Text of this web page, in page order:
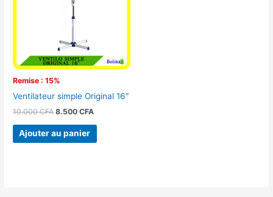
Remise : 15%
Ventilateur simple Original 16″
10.000CFA 8.500CFA
Ajouter au panier